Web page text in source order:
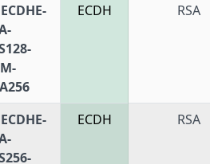
ECDH RSA
ECDH RSA